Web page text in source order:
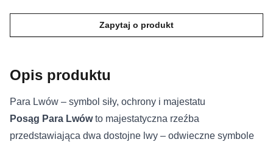
Zapytaj o produkt
Opis produktu
Para Lwów – symbol siły, ochrony i majestatu
Posąg Para Lwówto majestatyczna rzeźba
przedstawiająca dwa dostojne lwy – odwieczne symbole